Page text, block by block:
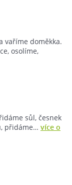
vaříme doměkka.
osolíme,
sůl, česnek
přidáme… více o